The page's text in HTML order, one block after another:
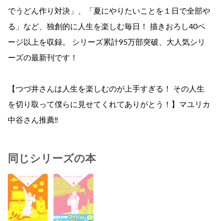
でうどん作り対決」、「夏にやりたいことを１日で全部や
る」など、独創的に人生を楽しむ毎日！ 描きおろし40ペ
ージ以上を収録。 シリーズ累計95万部突破、大人気シリ
ーズの最新刊です！
【つづ井さんは人生を楽しむのが上手すぎる！ その人生
を切り取って僕らに見せてくれてありがとう！】マユリカ
中谷さん推薦‼
同じシリーズの本